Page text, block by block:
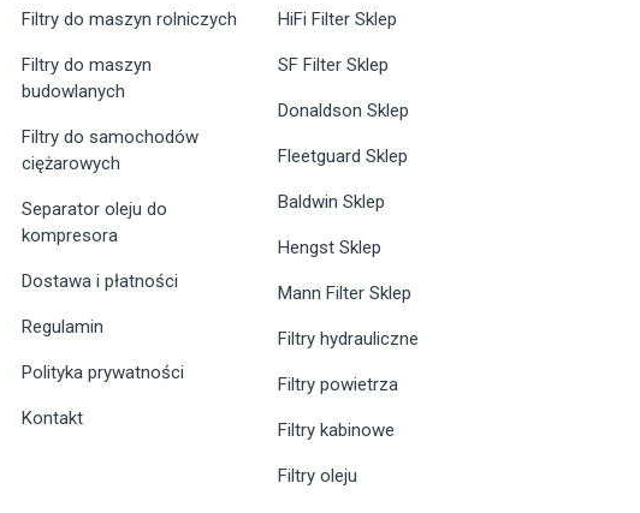
Filtry do maszyn rolniczych
Filtry do maszyn
budowlanych
Filtry do samochodów
ciężarowych
Separator oleju do
kompresora
Dostawa i płatności
Regulamin
Polityka prywatności
Kontakt
HiFi Filter Sklep
SF Filter Sklep
Donaldson Sklep
Fleetguard Sklep
Baldwin Sklep
Hengst Sklep
Mann Filter Sklep
Filtry hydrauliczne
Filtry powietrza
Filtry kabinowe
Filtry oleju